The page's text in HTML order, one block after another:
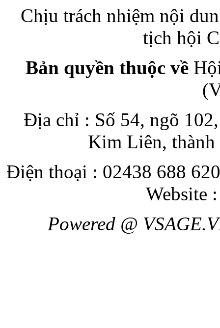
Chịu trách nhiệm nội
tịch hội
Bản quyền thuộc về
Địa chỉ : Số 54, ngõ
Kim Liên,
Điện thoại : 02438 688
Website
Powered @